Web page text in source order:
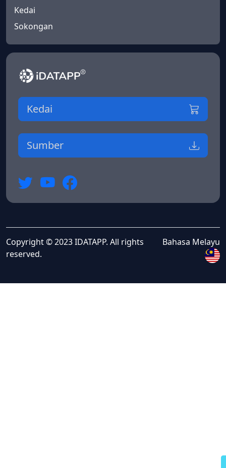
Kedai
Sokongan
Kedai
Sumber
Copyright © 2023 IDATAPP. All rights
reserved.
Bahasa Melayu